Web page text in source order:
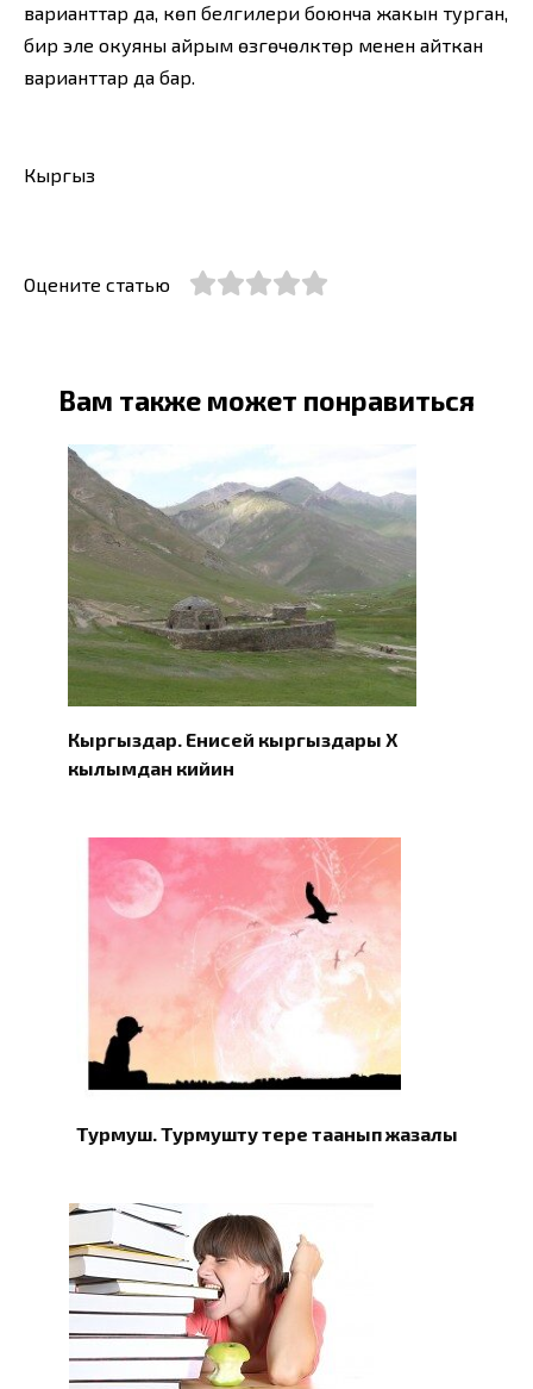
варианттар да, көп белгилери боюнча жакын турган,
бир эле окуяны айрым өзгөчөлүктөр менен айткан
варианттар да бар.
Кыргыз
Оцените статью
Вам также может понравиться
Кыргыздар. Eнисей кыргыздары X
кылымдан кийин
Турмуш. Турмушту терең таанып жазалы